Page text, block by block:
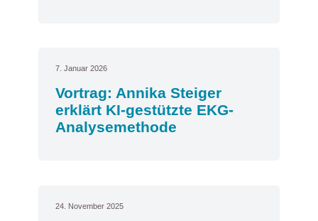
7. Januar 2026
Vortrag: Annika Steiger
erklärt KI-gestützte EKG-
Analysemethode
24. November 2025